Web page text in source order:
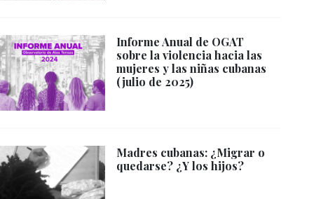
Informe Anual de OGAT
sobre la violencia hacia las
mujeres y las niñas cubanas
(julio de 2025)
Madres cubanas: ¿Migrar o
quedarse? ¿Y los hijos?